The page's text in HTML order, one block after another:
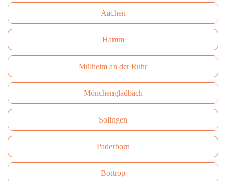
Aachen
Hamm
Mülheim an der Ruhr
Mönchengladbach
Solingen
Paderborn
Bottrop